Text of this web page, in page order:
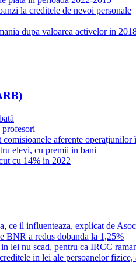
la creditele de nevoi personale
dupa valoarea activelor in
aferente operațiunilor
elevi, cu premii in bani
cu 14% in 2022
ce il influenteaza, explicat de
BNR a redus dobanda la 1,25%
lei nu scad, pentru ca IRCC
in lei ale persoanelor